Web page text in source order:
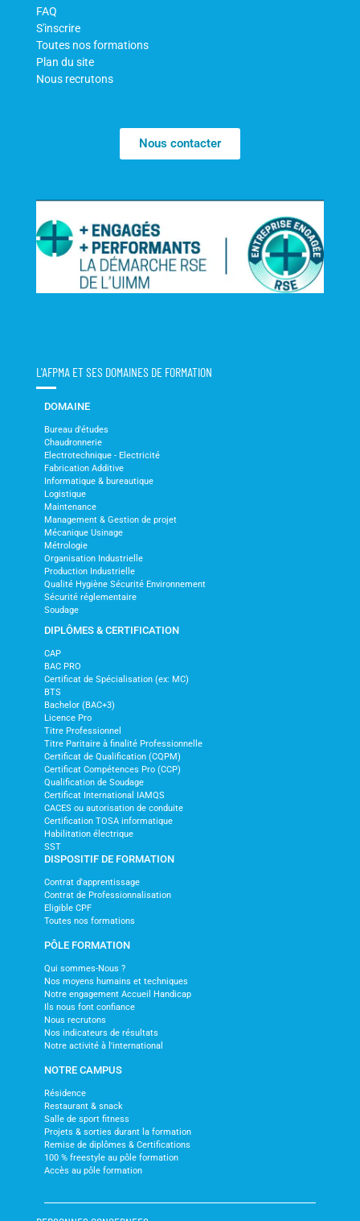
FAQ
S'inscrire
Toutes nos formations
Plan du site
Nous recrutons
Nous contacter
L'AFPMA ET SES DOMAINES DE FORMATION
DOMAINE
Bureau d'études
Chaudronnerie
Electrotechnique - Electricité
Fabrication Additive
Informatique & bureautique
Logistique
Maintenance
Management & Gestion de projet
Mécanique Usinage
Métrologie
Organisation Industrielle
Production Industrielle
Qualité Hygiène Sécurité Environnement
Sécurité réglementaire
Soudage
DIPLÔMES & CERTIFICATION
CAP
BAC PRO
Certificat de Spécialisation (ex: MC)
BTS
Bachelor (BAC+3)
Licence Pro
Titre Professionnel
Titre Paritaire à finalité Professionnelle
Certificat de Qualification (CQPM)
Certificat Compétences Pro (CCP)
Qualification de Soudage
Certificat International IAMQS
CACES ou autorisation de conduite
Certification TOSA informatique
Habilitation électrique
SST
DISPOSITIF DE FORMATION
Contrat d'apprentissage
Contrat de Professionnalisation
Eligible CPF
Toutes nos formations
PÔLE FORMATION
Qui sommes-Nous ?
Nos moyens humains et techniques
Notre engagement Accueil Handicap
Ils nous font confiance
Nous recrutons
Nos indicateurs de résultats
Notre activité à l'international
NOTRE CAMPUS
Résidence
Restaurant & snack
Salle de sport fitness
Projets & sorties durant la formation
Remise de diplômes & Certifications
100 % freestyle au pôle formation
Accès au pôle formation